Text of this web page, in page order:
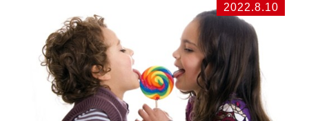
的疾病，目前被認定為神經系統疾病。在美國可能約有…
2022.8.10